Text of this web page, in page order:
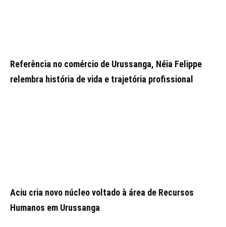
Referência no comércio de Urussanga, Néia Felippe
relembra história de vida e trajetória profissional
Aciu cria novo núcleo voltado à área de Recursos
Humanos em Urussanga